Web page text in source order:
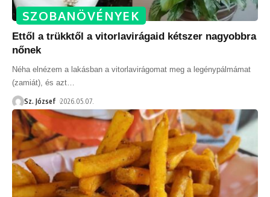
SZOBANÖVÉNYEK
Ettől a trükktől a vitorlavirágaid kétszer nagyobbra
nőnek
Néha elnézem a lakásban a vitorlavirágomat meg a legénypálmámat
(zamiát), és azt
Sz. József 2026.05.07.